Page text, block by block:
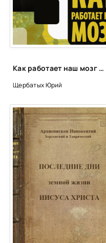
Как работает наш мозг - Юрий Щербатых
Щербатых Юрий